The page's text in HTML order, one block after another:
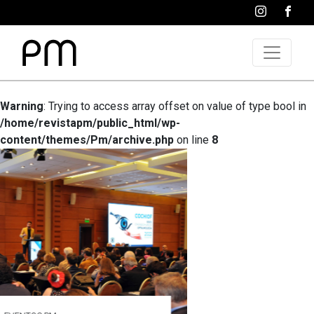
Warning: Trying to access array offset on value of type bool in
/home/revistapm/public_html/wp-
content/themes/Pm/archive.php on line 8